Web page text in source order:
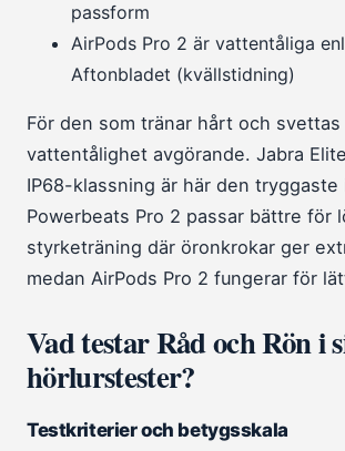
passform
AirPods Pro 2 är vattentåliga
Aftonbladet (kvällstidning)
För den som tränar hårt och
vattentålighet avgörande. Jabra
IP68-klassning är här den
Powerbeats Pro 2 passar bättre för
styrketräning där öronkrokar ger
medan AirPods Pro 2 fungerar för
Vad testar Råd och Rön i
hörlurstester?
Testkriterier och betygsskala